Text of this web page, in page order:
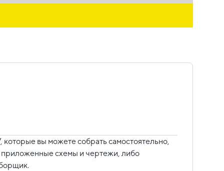
вы можете собрать самостоятельно,
приложенные схемы и чертежи, либо